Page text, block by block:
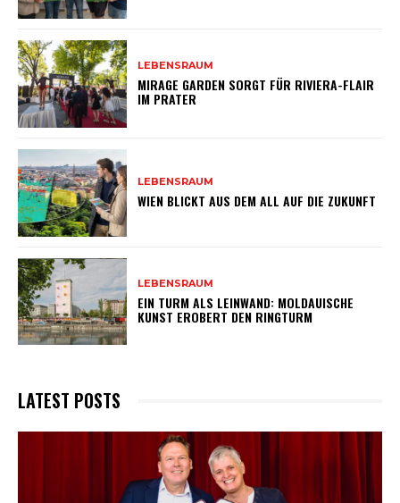
LEBENSRAUM
MIRAGE GARDEN SORGT FÜR RIVIERA-FLAIR
IM PRATER
LEBENSRAUM
WIEN BLICKT AUS DEM ALL AUF DIE ZUKUNFT
LEBENSRAUM
EIN TURM ALS LEINWAND: MOLDAUISCHE
KUNST EROBERT DEN RINGTURM
LATEST POSTS